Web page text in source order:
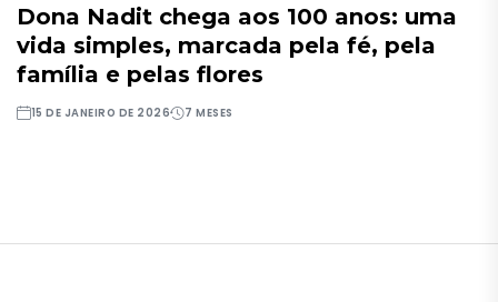
Dona Nadit chega aos 100 anos: uma
vida simples, marcada pela fé, pela
família e pelas flores
15 DE JANEIRO DE 2026 7 MESES